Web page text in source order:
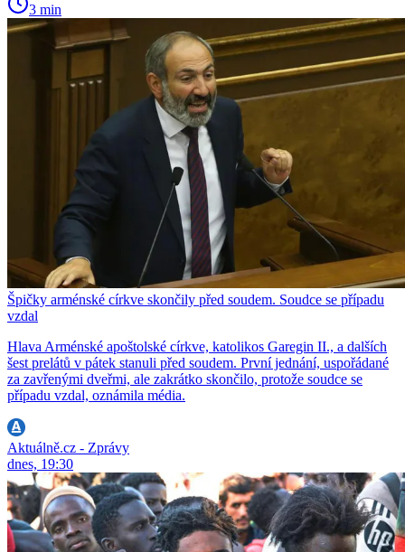
3 min
Špičky arménské církve skončily před soudem. Soudce se případu
vzdal
Hlava Arménské apoštolské církve, katolikos Garegin II., a dalších
šest prelátů v pátek stanuli před soudem. První jednání, uspořádané
za zavřenými dveřmi, ale zakrátko skončilo, protože soudce se
případu vzdal, oznámila média.
Aktuálně.cz - Zprávy
dnes, 19:30